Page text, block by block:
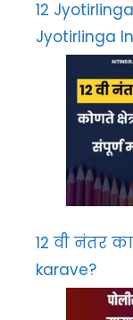
12
Jyotirlinga
12 वी नंतर
karave?